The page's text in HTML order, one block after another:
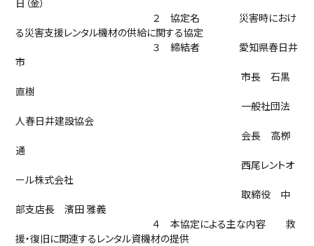
日（金）
２ 協定名 災害時におけ
る災害支援レンタル機材の供給に関する協定
３ 締結者 愛知県春日井
市
市長 石黒
直樹
一般社団法
人春日井建設協会
会長 高栁
通
西尾レントオ
ール株式会社
取締役 中
部支店長 濱田 雅義
４ 本協定による主な内容 救
援・復旧に関連するレンタル資機材の提供